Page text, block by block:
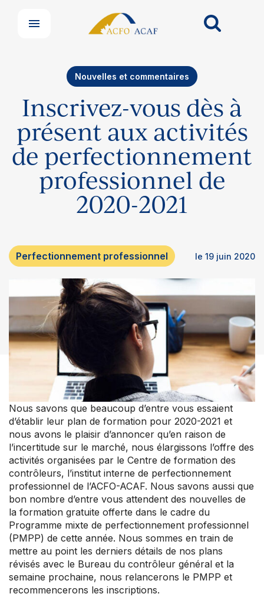
Nos groupes
Centre de soutien aux membres
Nouvelles et commentaires
Perfectionnement professionnel
Votre convention collective
Votre adhésion et programmes
Prochaines activités
À propos de l’ACFO-ACAF
Nouvelles et commentaires
Inscrivez-vous dès à
présent aux activités
de perfectionnement
professionnel de
2020-2021
Perfectionnement professionnel le 19 juin 2020
Nous savons que beaucoup d’entre vous essaient
d’établir leur plan de formation pour 2020-2021 et
nous avons le plaisir d’annoncer qu’en raison de
l’incertitude sur le marché, nous élargissons l’offre des
activités organisées par le Centre de formation des
contrôleurs, l’institut interne de perfectionnement
professionnel de l’ACFO-ACAF. Nous savons aussi que
bon nombre d’entre vous attendent des nouvelles de
la formation gratuite offerte dans le cadre du
Programme mixte de perfectionnement professionnel
(PMPP) de cette année. Nous sommes en train de
mettre au point les derniers détails de nos plans
révisés avec le Bureau du contrôleur général et la
semaine prochaine, nous relancerons le PMPP et
recommencerons les inscriptions.